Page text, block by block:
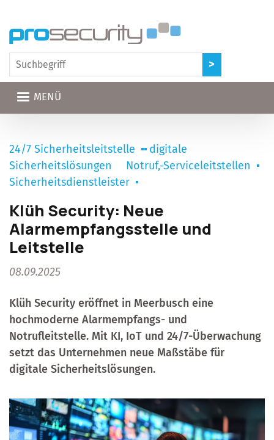
MENÜ
24/7 Sicherheitsleitstelle
digitale
Sicherheitslösungen
Notruf,-Serviceleitstellen
Sicherheitsdienstleister
Klüh Security: Neue
Alarmempfangsstelle und
Leitstelle
08.09.2025
Klüh Security eröffnet in Meerbusch eine
hochmoderne Alarmempfangs- und
Notrufleitstelle. Mit KI, IoT und 24/7-Überwachung
setzt das Unternehmen neue Maßstäbe für
digitale Sicherheitslösungen.